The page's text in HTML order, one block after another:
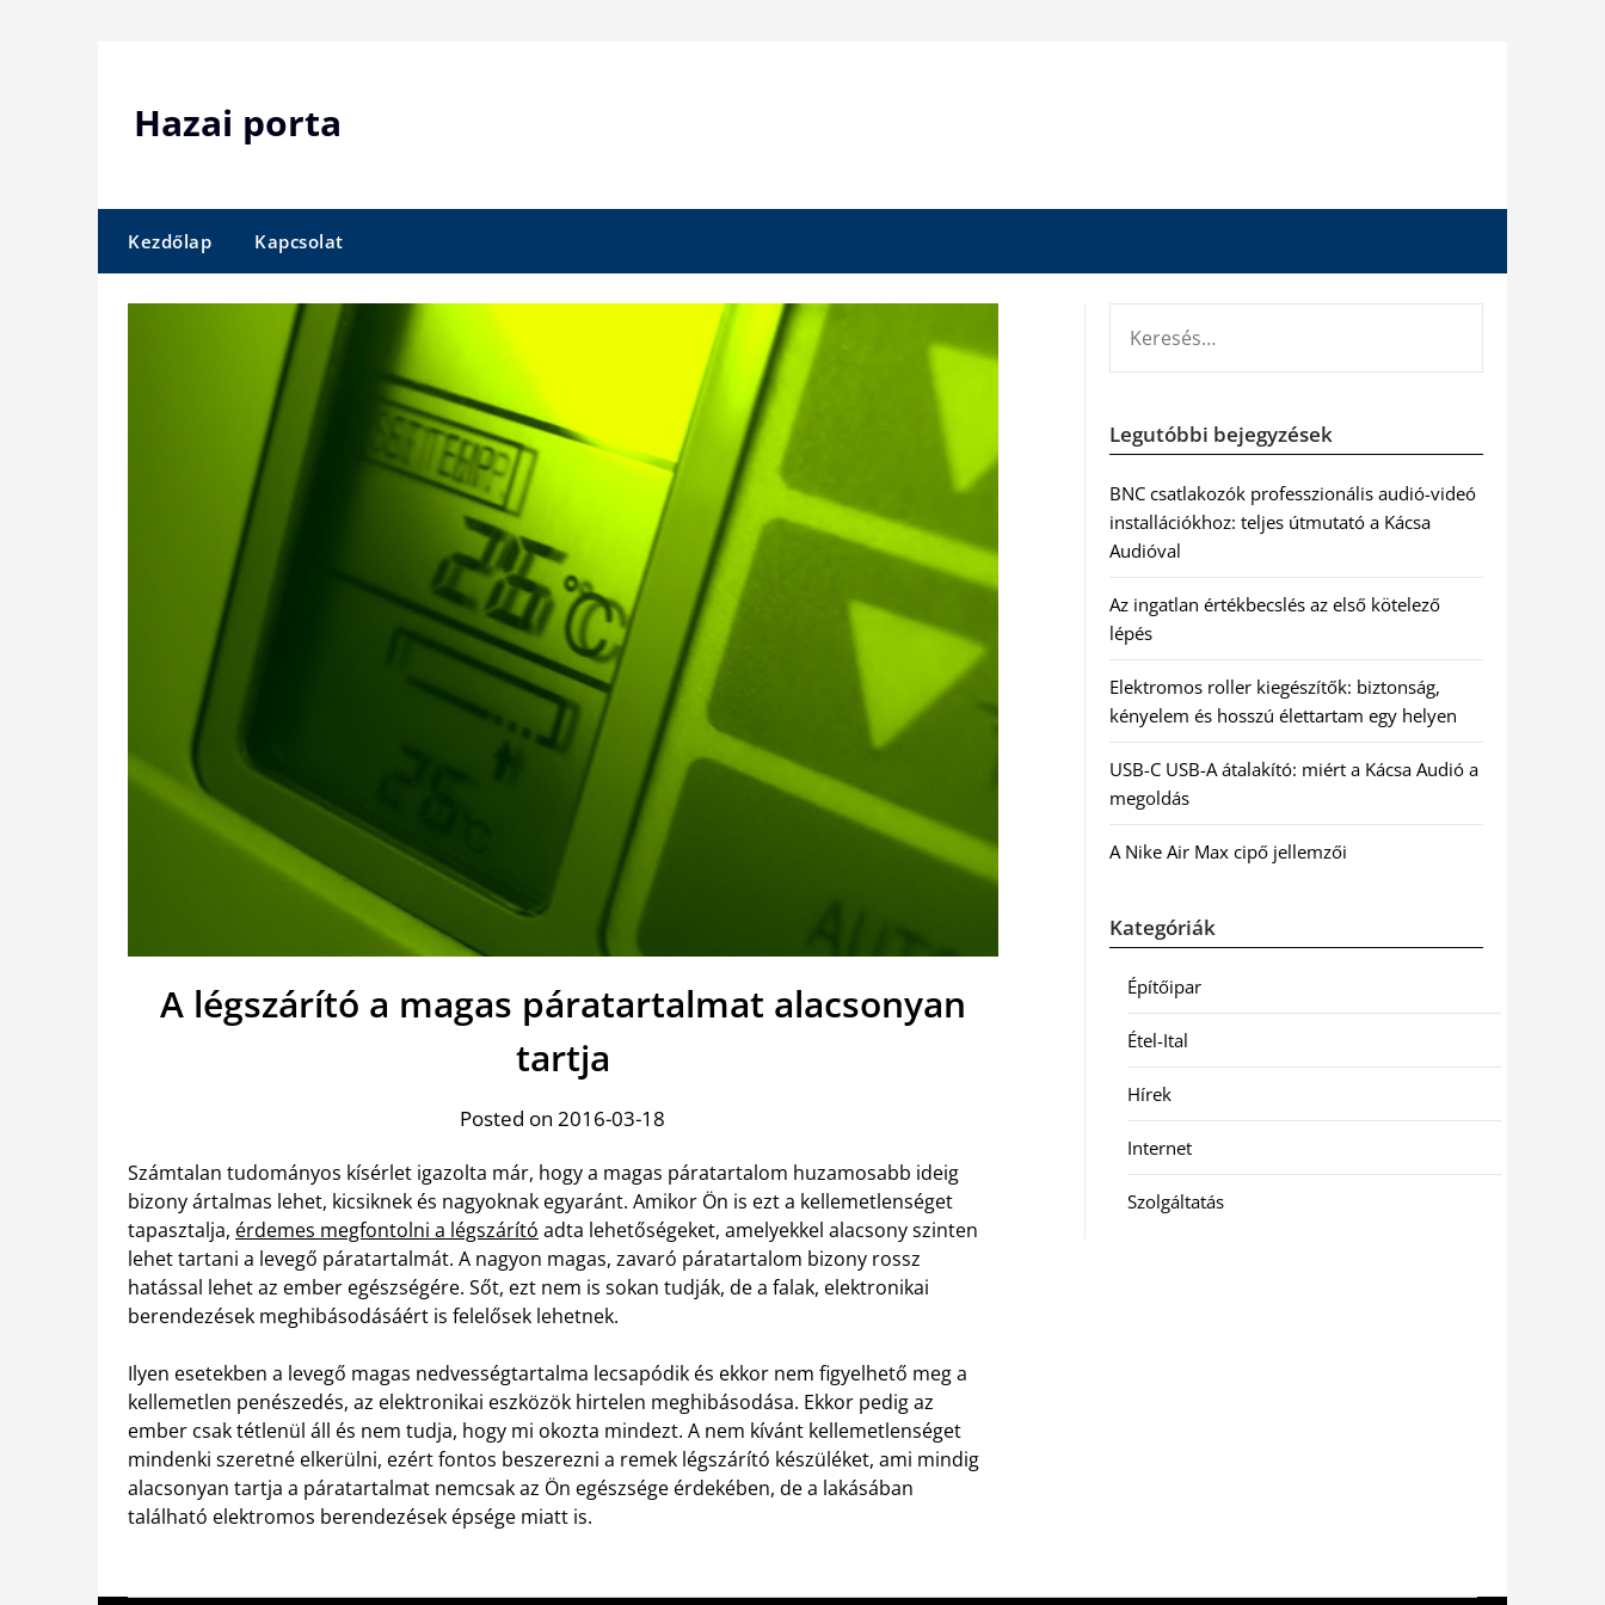
Hazai porta
Kezdőlap Kapcsolat
A légszárító a magas páratartalmat alacsonyan
tartja
Posted on 2016-03-18
Számtalan tudományos kísérlet igazolta már, hogy a magas páratartalom huzamosabb ideig
bizony ártalmas lehet, kicsiknek és nagyoknak egyaránt. Amikor Ön is ezt a kellemetlenséget
tapasztalja, érdemes megfontolni a légszárító adta lehetőségeket, amelyekkel alacsony szinten
lehet tartani a levegő páratartalmát. A nagyon magas, zavaró páratartalom bizony rossz
hatással lehet az ember egészségére. Sőt, ezt nem is sokan tudják, de a falak, elektronikai
berendezések meghibásodásáért is felelősek lehetnek.
Ilyen esetekben a levegő magas nedvességtartalma lecsapódik és ekkor nem figyelhető meg a
kellemetlen penészedés, az elektronikai eszközök hirtelen meghibásodása. Ekkor pedig az
ember csak tétlenül áll és nem tudja, hogy mi okozta mindezt. A nem kívánt kellemetlenséget
mindenki szeretné elkerülni, ezért fontos beszerezni a remek légszárító készüléket, ami mindig
alacsonyan tartja a páratartalmat nemcsak az Ön egészsége érdekében, de a lakásában
található elektromos berendezések épsége miatt is.
Legutóbbi bejegyzések
BNC csatlakozók professzionális audió-videó
installációkhoz: teljes útmutató a Kácsa
Audióval
Az ingatlan értékbecslés az első kötelező
lépés
Elektromos roller kiegészítők: biztonság,
kényelem és hosszú élettartam egy helyen
USB-C USB-A átalakító: miért a Kácsa Audió a
megoldás
A Nike Air Max cipő jellemzői
Kategóriák
Építőipar
Étel-Ital
Hírek
Internet
Szolgáltatás